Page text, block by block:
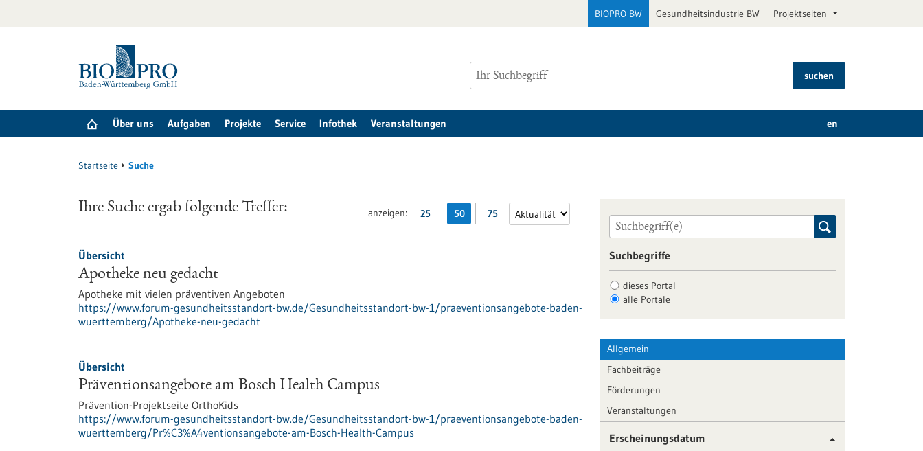
BIOPRO BW Gesundheitsindustrie BW Projektseiten
suchen
Über uns Aufgaben Projekte Service Infothek Veranstaltungen en
Startseite Suche
anzeigen: 25 50 75
Ihre Suche ergab folgende Treffer:
Übersicht
Apotheke neu gedacht
Apotheke mit vielen präventiven Angeboten
https://www.forum-gesundheitsstandort-bw.de/Gesundheitsstandort-bw-1/praeventionsangebote-baden-
wuerttemberg/Apotheke-neu-gedacht
Übersicht
Präventionsangebote am Bosch Health Campus
Prävention-Projektseite OrthoKids
https://www.forum-gesundheitsstandort-bw.de/Gesundheitsstandort-bw-1/praeventionsangebote-baden-
wuerttemberg/Pr%C3%A4ventionsangebote-am-Bosch-Health-Campus
Suchbegriffe
dieses Portal
alle Portale
Allgemein
Fachbeiträge
Förderungen
Veranstaltungen
Erscheinungsdatum